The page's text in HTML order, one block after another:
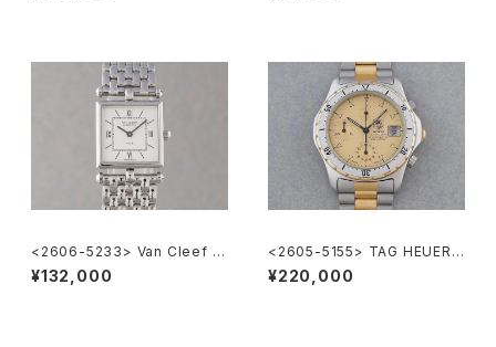
<2606-5233> Van Cleef &
Arpels Classique
¥132,000
<2605-5155> TAG HEUER 2
000 Chronograph
¥220,000